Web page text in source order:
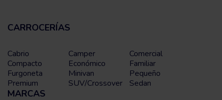
CARROCERÍAS
Cabrio Camper
Comercial
Compacto
Económico
Familiar
Furgoneta
Minivan
Pequeño
Premium
SUV/Crossover Sedan
MARCAS